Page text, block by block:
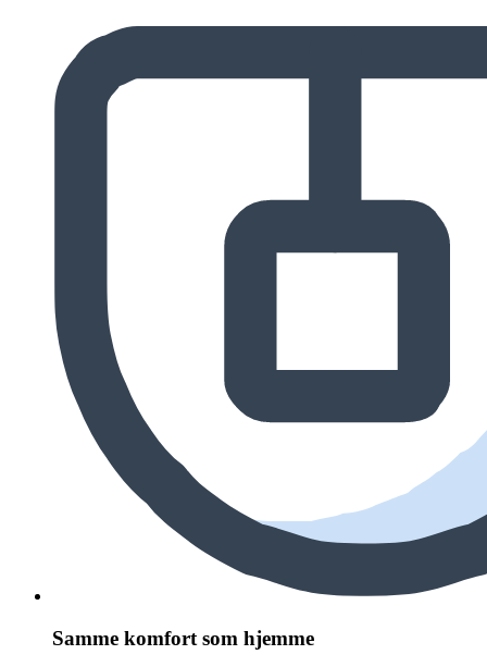
Samme komfort som hjemme